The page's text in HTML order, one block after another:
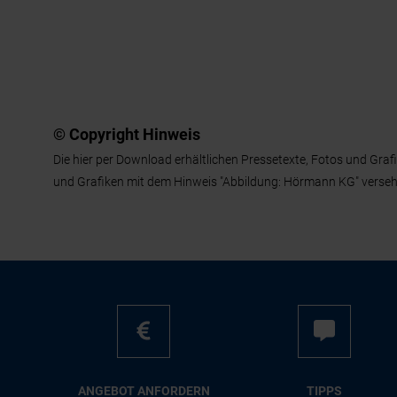
© Copyright Hinweis
Die hier per Download erhältlichen Pressetexte, Fotos und
und Grafiken mit dem Hinweis "Abbildung: Hörmann KG"
AN­GE­BOT AN­FOR­DERN TIPPS